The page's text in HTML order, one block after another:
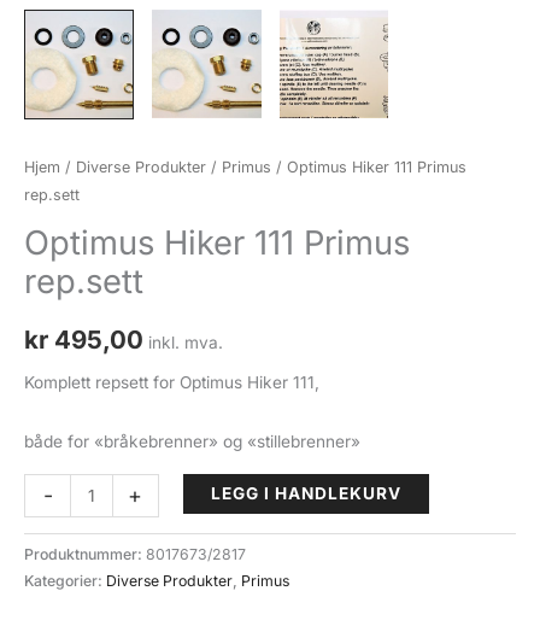
Hjem / Diverse Produkter / Primus / Optimus Hiker 111 Primus
rep.sett
Optimus Hiker 111 Primus
rep.sett
kr 495,00 inkl. mva.
Komplett repsett for Optimus Hiker 111,
både for «bråkebrenner» og «stillebrenner»
-
Hiker
111
Primus
+ LEGG I HANDLEKURV
Produktnummer: 8017673/2817
Kategorier: Diverse Produkter, Primus